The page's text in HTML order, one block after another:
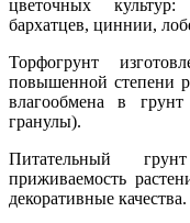
цветочных
бархатцев, циннии,
Торфогрунт
повышенной степени
влагообмена в
гранулы).
Питательный
приживаемость
декоративные качества.